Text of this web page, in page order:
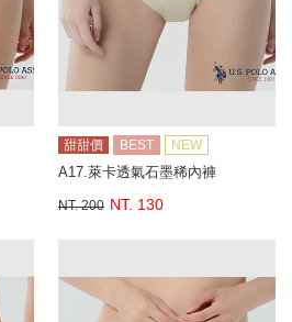
甜甜價 BEST NEW
A17.萊卡透氣石墨稀內褲
NT. 200 NT. 130